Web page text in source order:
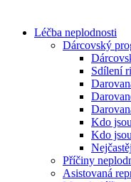
Léčba neplodnosti
Dárcovský
Sdílení
Kdo
Kdo
Příčiny
Asistovaná